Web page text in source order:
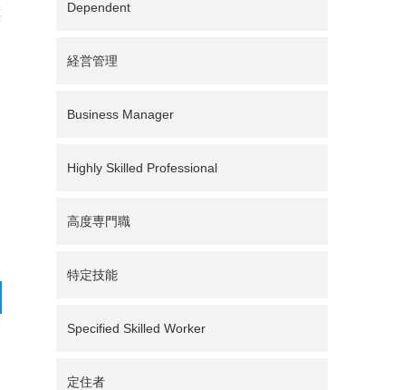
Dependent
経営管理
Business Manager
Highly Skilled Professional
高度専門職
特定技能
Specified Skilled Worker
定住者